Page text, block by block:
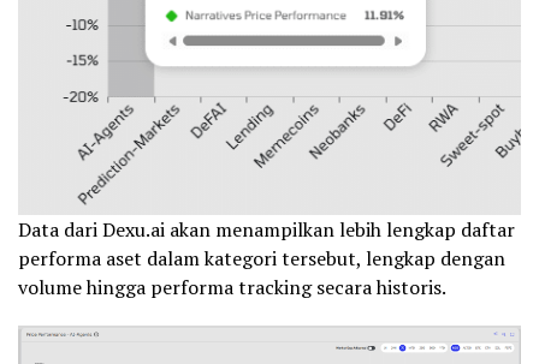
Data dari Dexu.ai akan menampilkan lebih lengkap daftar
performa aset dalam kategori tersebut, lengkap dengan
volume hingga performa tracking secara historis.